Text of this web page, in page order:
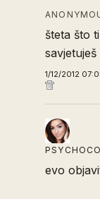
šteta što
1/12/2012
evo